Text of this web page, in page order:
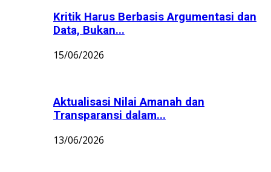
Kritik Harus Berbasis Argumentasi dan
Data, Bukan...
15/06/2026
Aktualisasi Nilai Amanah dan
Transparansi dalam...
13/06/2026